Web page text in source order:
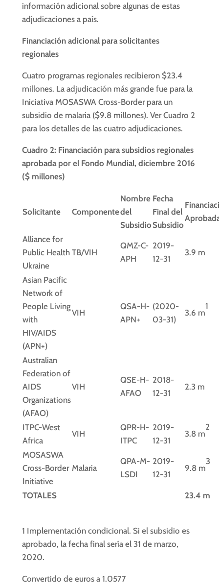
información adicional sobre algunas de estas
adjudicaciones a país.
Financiación adicional para solicitantes
regionales
Cuatro programas regionales recibieron $23.4
millones. La adjudicación más grande fue para la
Iniciativa MOSASWA Cross-Border para un
subsidio de malaria ($9.8 millones). Ver Cuadro 2
para los detalles de las cuatro adjudicaciones.
Cuadro 2: Financiación para subsidios regionales
aprobada por el Fondo Mundial, diciembre 2016
($ millones)
Solicitante Componente
Nombre
del
Subsidio
Fecha
Final del
Subsidio
Alliance for
Public Health
Ukraine
TB/VIH
QMZ-C-
APH
2019-
12-31
3.9 m
Asian Pacific
Network of
People Living
with
HIV/AIDS
(APN+)
VIH
QSA-H-
APN+
(2020-
03-31)
3.6 m
1
Australian
Federation of
AIDS
Organizations
(AFAO)
VIH
QSE-H-
AFAO
2018-
12-31
2.3 m
ITPC-West
Africa
VIH
QPR-H-
ITPC
2019-
12-31
3.8 m
2
MOSASWA
Cross-Border
Initiative
Malaria
QPA-M-
LSDI
2019-
12-31
9.8 m
3
TOTALES 23.4 m
1 Implementación condicional. Si el subsidio es
aprobado, la fecha final sería el 31 de marzo,
2020.
Convertido de euros a 1.0577